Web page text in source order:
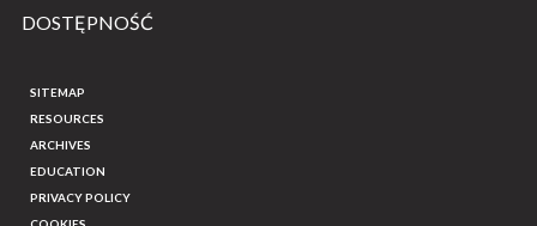
DOSTĘPNOŚĆ
SITEMAP
RESOURCES
ARCHIVES
EDUCATION
PRIVACY POLICY